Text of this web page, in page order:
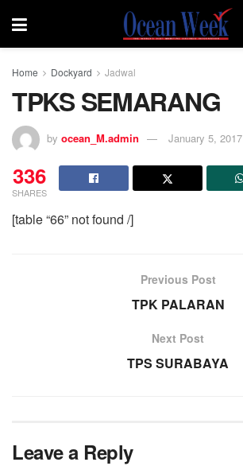
Home Dockyard Jadwal
TPKS SEMARANG
by ocean_M.admin January 5, 2017
336
SHARES
[table “66” not found /]
Previous Post
TPK PALARAN
Next Post
TPS SURABAYA
Leave a Reply